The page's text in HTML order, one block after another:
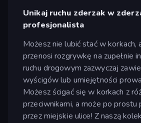
Unikaj ruchu zderzak w
profesjonalista
Możesz nie lubić stać w korkach,
przenosi rozgrywkę na zupełnie
ruchu drogowym zazwyczaj
wyścigów lub umiejętności
Możesz ścigać się w korkach z
przeciwnikami, a może po prostu
przez miejskie ulice! Z naszą